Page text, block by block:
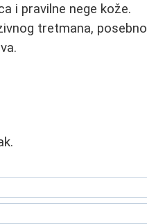
i pravilne nege kože.
tretmana, posebno